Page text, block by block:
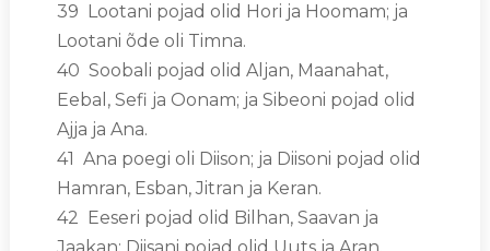
39 Lootani pojad olid Hori ja Hoomam; ja
Lootani õde oli Timna.
40 Soobali pojad olid Aljan, Maanahat,
Eebal, Sefi ja Oonam; ja Sibeoni pojad olid
Ajja ja Ana.
41 Ana poegi oli Diison; ja Diisoni pojad olid
Hamran, Esban, Jitran ja Keran.
42 Eeseri pojad olid Bilhan, Saavan ja
Jaakan; Diisani pojad olid Uuts ja Aran.